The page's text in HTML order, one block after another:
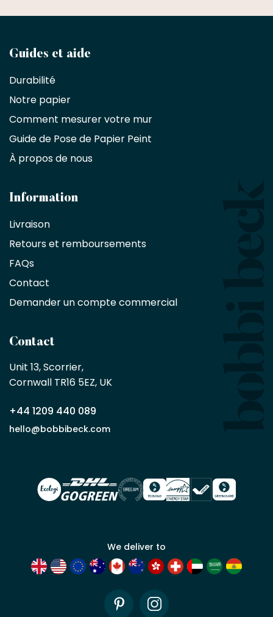
Devenez
partenaire
commercial
Décorateurs
d'intérieur,
designers
architectes
d'une
exclusive
de
%
sur
sans
minimum
en
partenaire
commercial
Demander
un compte
Guides et aide
Durabilité
Notre papier
Comment mesurer votre mur
Guide de Pose de Papier Peint
À propos de nous
Information
Livraison
Retours et remboursements
FAQs
Contact
Demander un compte commercial
Contact
Unit 13, Scorrier,
Cornwall TR16 5EZ, UK
+44 1209 440 089
hello@bobbibeck.com
We deliver to
PinterestInstagram